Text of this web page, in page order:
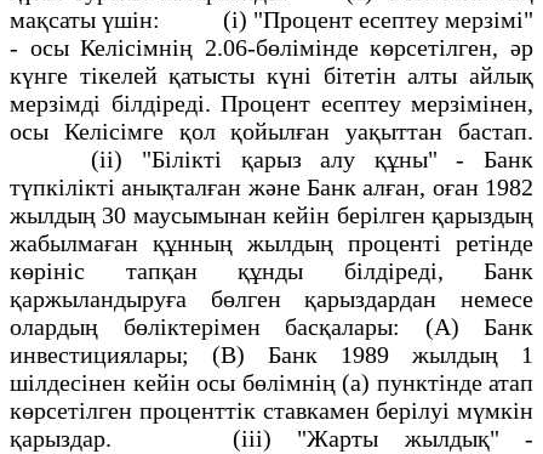
мақсаты үшiн: (i) "Процент есептеу мерзiмi"
- осы Келiсiмнiң 2.06-бөлiмiнде көрсетiлген, әр
күнге тiкелей қатысты күнi бiтетiн алты айлық
мерзiмдi бiлдiредi. Процент есептеу мерзiмiнен,
осы Келiсiмге қол қойылған уақыттан бастап.
(ii) "Бiлiктi қарыз алу құны" - Банк
түпкiлiктi анықталған және Банк алған, оған 1982
жылдың 30 маусымынан кейiн берiлген қарыздың
жабылмаған құнның жылдың процентi ретiнде
көрiнiс тапқан құнды бiлдiредi, Банк
қаржыландыруға бөлген қарыздардан немесе
олардың бөлiктерiмен басқалары: (A) Банк
инвестициялары; (B) Банк 1989 жылдың 1
шiлдесiнен кейiн осы бөлiмнiң (a) пунктiнде атап
көрсетiлген проценттiк ставкамен берiлуi мүмкiн
қарыздар. (iii) "Жарты жылдық" -